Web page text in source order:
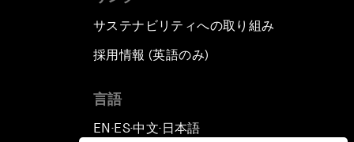
サステナビリティへの取り組み
採用情報 (英語のみ)
言語
EN ▪ ES▪中文▪ 日本語